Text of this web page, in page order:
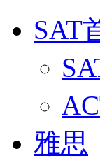
SAT
雅思